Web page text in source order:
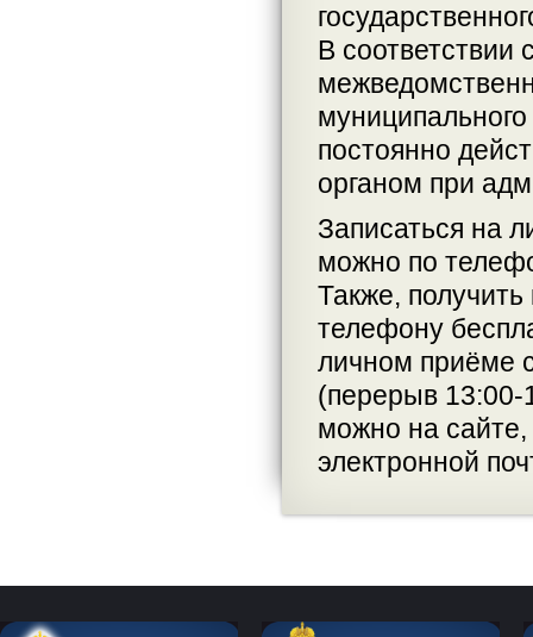
В
постоянно
органом при
Записаться на
можно по
Также,
телефону
личном приёме
(перерыв
можно на
электронной